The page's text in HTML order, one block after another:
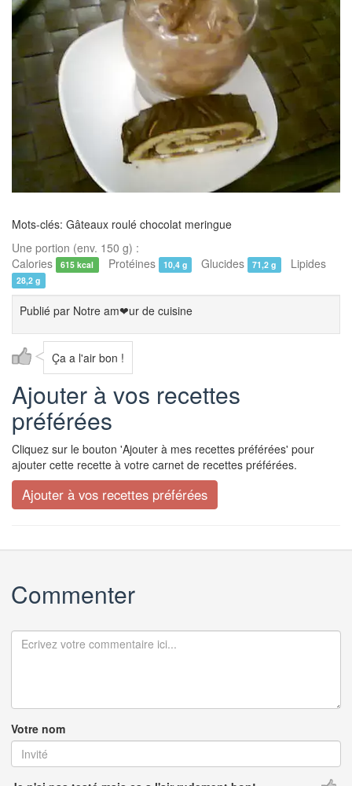
Mots-clés: Gâteaux roulé chocolat meringue
Une portion (env. 150 g) :
Calories
615 kcal Protéines 10,4 g Glucides 71,2 g Lipides
28,2 g
Publié par Notre am❤ur de cuisine
Ça a l'air bon !
Ajouter à vos recettes
préférées
Cliquez sur le bouton 'Ajouter à mes recettes préférées' pour
ajouter cette recette à votre carnet de recettes préférées.
Commenter
Votre nom